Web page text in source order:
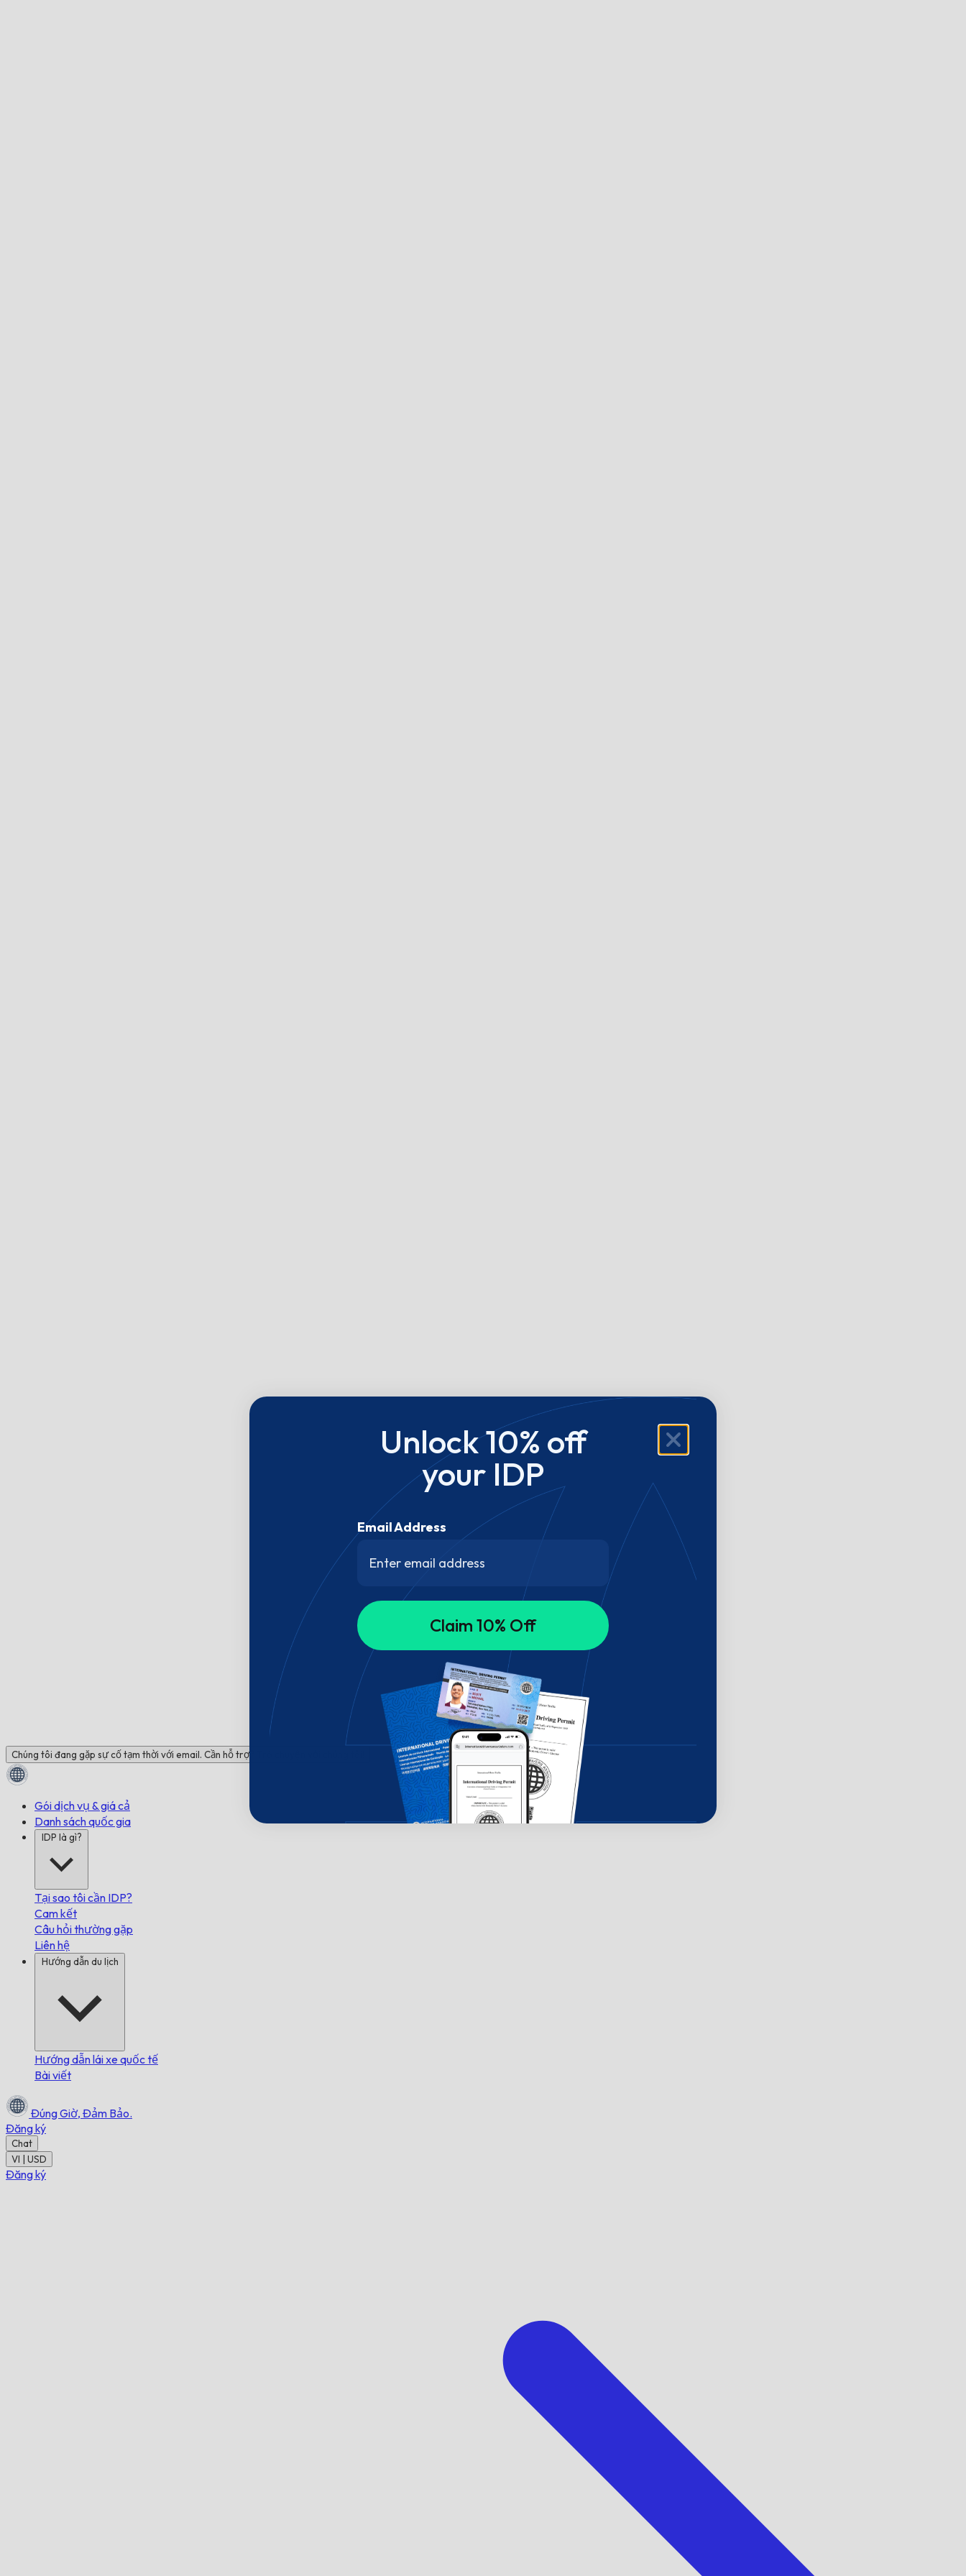
Chúng tôi đang gặp sự cố tạm thời với email. Cần hỗ trợ? Trò chuyện với chúng tôi!
Gói dịch vụ & giá cả
Danh sách quốc gia
IDP là gì?
Tại sao tôi cần IDP?
Cam kết
Câu hỏi thường gặp
Liên hệ
Hướng dẫn du lịch
Hướng dẫn lái xe quốc tế
Bài viết
Đúng Giờ, Đảm Bảo.
Đăng ký
Chat
VI | USD
Đăng ký
Unlock 10% off
your IDP
Email Address
Claim 10% Off